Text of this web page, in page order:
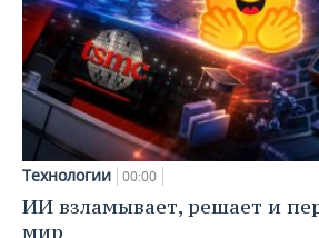
Технологии 00:00
ИИ взламывает, решает и
мир